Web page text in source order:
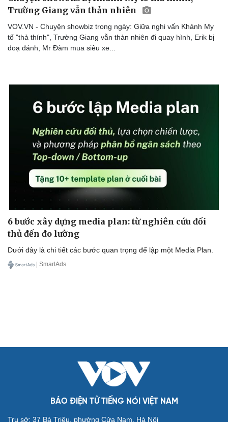
Cải chính
Trường Giang vẫn thản nhiên
VOV.VN - Chuyện showbiz trong ngày: Giữa nghi vấn Khánh My
tố "thả thính", Trường Giang vẫn thản nhiên đi quay hình, Erik bị
doạ đánh, Mr Đàm mua siêu xe...
6 bước xây dựng media plan: từ nghiên cứu đối
thủ đến đo lường
Dưới đây là chi tiết các bước quan trọng để lập một Media Plan.
| SmartAds
BÁO ĐIỆN TỬ TIẾNG NÓI VIỆT NAM
Trụ sở: 37 Bà Triệu, phường Cửa Nam, Hà Nội